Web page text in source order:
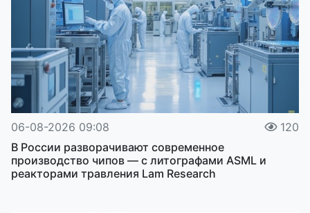
06-08-2026 09:08
120
В России разворачивают современное
производство чипов — с литографами ASML и
реакторами травления Lam Research